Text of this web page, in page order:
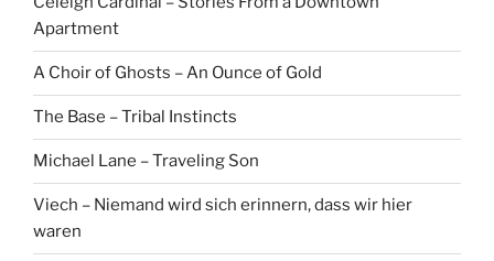
Apartment
A Choir of Ghosts – An Ounce of Gold
The Base – Tribal Instincts
Michael Lane – Traveling Son
Viech – Niemand wird sich erinnern, dass wir hier
waren